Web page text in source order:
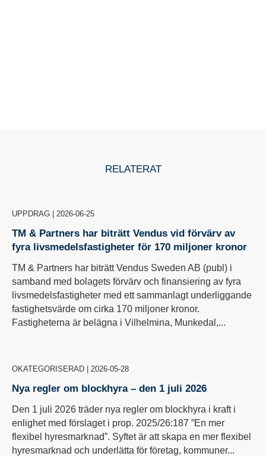
RELATERAT
UPPDRAG 2026-06-25
TM & Partners har biträtt Vendus vid förvärv av
fyra livsmedelsfastigheter för 170 miljoner kronor
TM & Partners har biträtt Vendus Sweden AB (publ) i
samband med bolagets förvärv och finansiering av fyra
livsmedelsfastigheter med ett sammanlagt underliggande
fastighetsvärde om cirka 170 miljoner kronor.
Fastigheterna är belägna i Vilhelmina, Munkedal,...
OKATEGORISERAD 2026-05-28
Nya regler om blockhyra – den 1 juli 2026
Den 1 juli 2026 träder nya regler om blockhyra i kraft i
enlighet med förslaget i prop. 2025/26:187 ”En mer
flexibel hyresmarknad”. Syftet är att skapa en mer flexibel
hyresmarknad och underlätta för företag, kommuner...